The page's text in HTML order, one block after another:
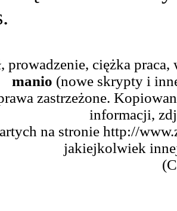
prowadzenie, ciężka
manio (nowe skrypty i
zastrzeżone.
informacji,
na stronie http://
jakiejkolwiek